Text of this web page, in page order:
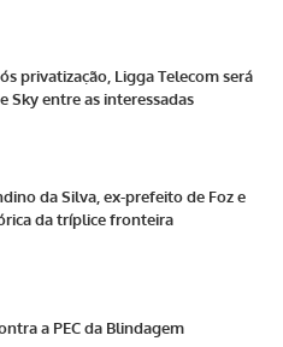
privatização, Ligga Telecom será
Sky entre as interessadas
da Silva, ex-prefeito de Foz e
da tríplice fronteira
a PEC da Blindagem